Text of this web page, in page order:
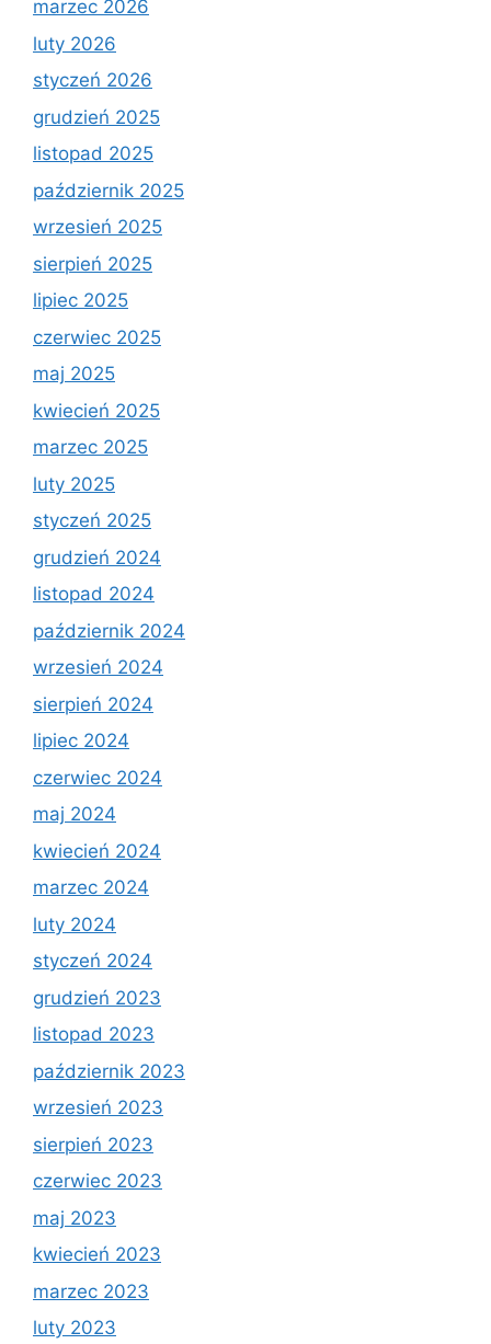
marzec 2026
luty 2026
styczeń 2026
grudzień 2025
listopad 2025
październik 2025
wrzesień 2025
sierpień 2025
lipiec 2025
czerwiec 2025
maj 2025
kwiecień 2025
marzec 2025
luty 2025
styczeń 2025
grudzień 2024
listopad 2024
październik 2024
wrzesień 2024
sierpień 2024
lipiec 2024
czerwiec 2024
maj 2024
kwiecień 2024
marzec 2024
luty 2024
styczeń 2024
grudzień 2023
listopad 2023
październik 2023
wrzesień 2023
sierpień 2023
czerwiec 2023
maj 2023
kwiecień 2023
marzec 2023
luty 2023